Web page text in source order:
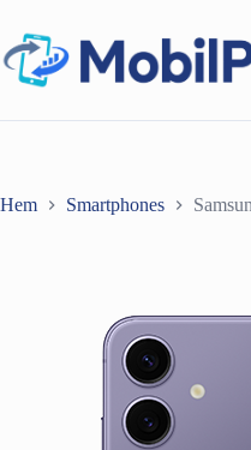
innehåll
Hem Smartphones